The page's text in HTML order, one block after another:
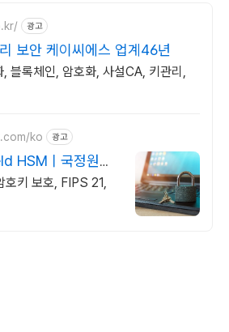
광고
보안 케이씨에스 업계46년
블록체인, 암호화, 사설CA, 키관리,
ko 광고
HSMㅣ국정원인
키 보호, FIPS 21,